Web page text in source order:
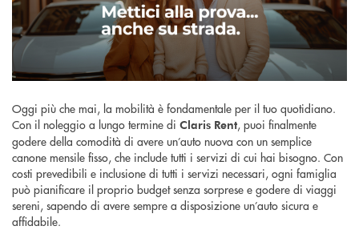
Oggi più che mai, la mobilità è fondamentale per il tuo quotidiano.
Con il noleggio a lungo termine di Claris Rent, puoi finalmente
godere della comodità di avere un’auto nuova con un semplice
canone mensile fisso, che include tutti i servizi di cui hai bisogno. Con
costi prevedibili e inclusione di tutti i servizi necessari, ogni famiglia
può pianificare il proprio budget senza sorprese e godere di viaggi
sereni, sapendo di avere sempre a disposizione un’auto sicura e
affidabile.